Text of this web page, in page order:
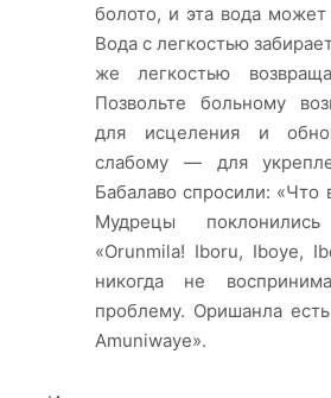
болото, и эта вода может
Вода с легкостью
же легкостью
Позвольте больному
для исцеления и
слабому — для
Бабалаво спросили: «Что
Мудрецы
«Orunmila! Iboru, Iboye,
никогда не
проблему. Оришанла
Amuniwaye».